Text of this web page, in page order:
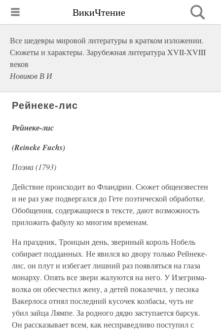
ВикиЧтение
Все шедевры мировой литературы в кратком изложении.
Сюжеты и характеры. Зарубежная литература XVII-XVIII
веков
Новиков В И
Рейнеке-лис
Рейнеке-лис
(Reineke Fuchs)
Поэма (1793)
Действие происходит во Фландрии. Сюжет общеизвестен
и не раз уже подвергался до Гете поэтической обработке.
Обобщения, содержащиеся в тексте, дают возможность
приложить фабулу ко многим временам.
На праздник, Троицын день, звериный король Нобель
собирает подданных. Не явился ко двору только Рейнеке-
лис, он плут и избегает лишний раз появляться на глаза
монарху. Опять все звери жалуются на него. У Изегрима-
волка он обесчестил жену, а детей покалечил, у песика
Вакерлоса отнял последний кусочек колбасы, чуть не
убил зайца Лямпе. За родного дядю заступается барсук.
Он рассказывает всем, как несправедливо поступил с